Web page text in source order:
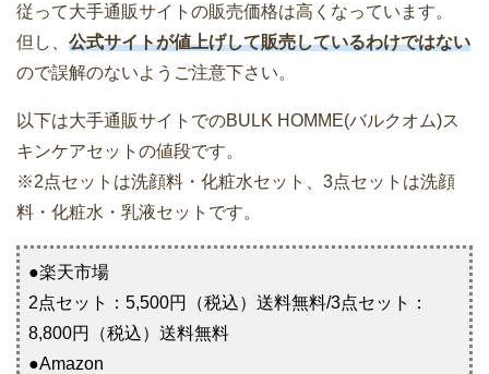
従って大手通販サイトの販売価格は高くなっています。
但し、 公式サイトが値上げして販売しているわけではない
ので誤解のないようご注意下さい。
以下は大手通販サイトでのBULK HOMME(バルクオム)ス
キンケアセットの値段です。
※2点セットは洗顔料・化粧水セット、3点セットは洗顔
料・化粧水・乳液セットです。
●楽天市場
2点セット：5,500円（税込）送料無料/3点セット：
8,800円（税込）送料無料
●Amazon